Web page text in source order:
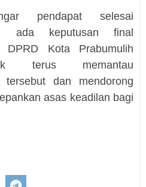
pendapat selesai
ada keputusan final
Kota Prabumulih
terus memantau
tersebut dan mendorong
asas keadilan bagi